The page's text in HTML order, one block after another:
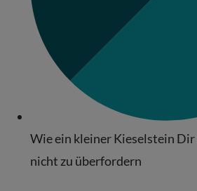
Wie ein kleiner Kieselstein Dir
nicht zu überfordern